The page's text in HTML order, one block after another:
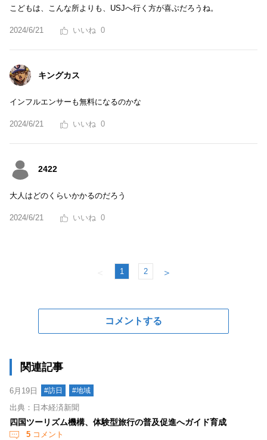
こどもは、こんな所よりも、USJへ行く方が喜ぶだろうね。
2024/6/21 0
キングカス
インフルエンサーも無料になるのかな
2024/6/21 0
2422
大人はどのくらいかかるのだろう
2024/6/21 0
＜ 1 2 ＞
コメントする
関連記事
6月19日 #訪日 #地域
出典：日本経済新聞
四国ツーリズム機構、体験型旅行の普及促進へガイド育成
5 コメント